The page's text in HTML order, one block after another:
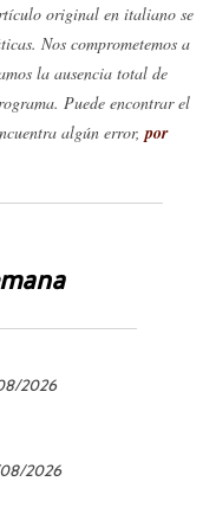
original en italiano se
Nos comprometemos a
la ausencia total de
Puede encontrar el
algún error, por
2026
2026